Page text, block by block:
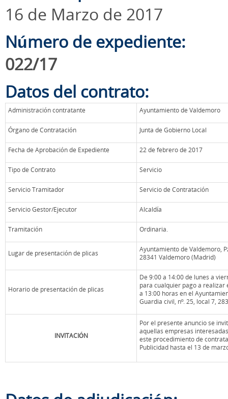
16 de Marzo de 2017
Número de expediente:
022/17
Datos del contrato:
Administración contratante Ayuntamiento de Valdemoro
Órgano de Contratación Junta de Gobierno Local
Fecha de Aprobación de Expediente 22 de febrero de 2017
Tipo de Contrato Servicio
Servicio Tramitador Servicio de Contratación
Servicio Gestor/Ejecutor Alcaldía
Tramitación Ordinaria.
Lugar de presentación de plicas
Ayuntamiento de Valdemoro,
28341 Valdemoro (Madrid)
Horario de presentación de plicas
De 9:00 a 14:00 de lunes a
para cualquier pago a realizar
a 13:00 horas en el
Guardia civil, nº. 25, local 7,
INVITACIÓN
Por el presente anuncio se
aquellas empresas
este procedimiento de
Publicidad hasta el 13 de